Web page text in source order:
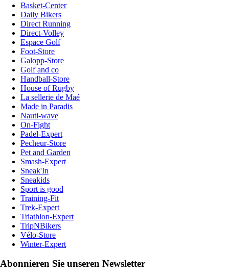
Basket-Center
Daily Bikers
Direct Running
Direct-Volley
Espace Golf
Foot-Store
Galopp-Store
Golf and co
Handball-Store
House of Rugby
La sellerie de Maé
Made in Paradis
Nauti-wave
On-Fight
Padel-Expert
Pecheur-Store
Pet and Garden
Smash-Expert
Sneak'In
Sneakids
Sport is good
Training-Fit
Trek-Expert
Triathlon-Expert
TripNBikers
Vélo-Store
Winter-Expert
Abonnieren Sie unseren Newsletter